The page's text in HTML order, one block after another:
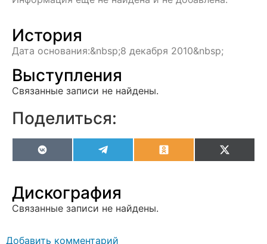
История
Дата основания:&nbsp;8 декабря 2010&nbsp;
Выступления
Связанные записи не найдены.
Поделиться:
VK OdnoklassnikiX
Дискография
Связанные записи не найдены.
Добавить комментарий